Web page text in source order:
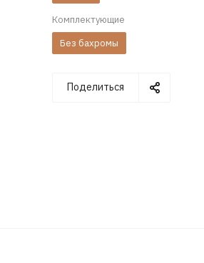
Комплектующие
Без бахромы
Поделиться